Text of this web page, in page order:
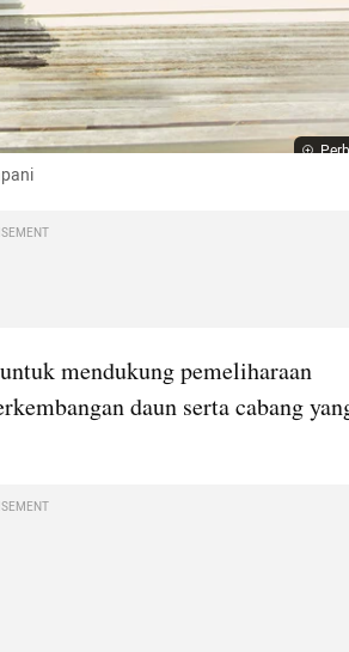
mendukung pemeliharaan
daun serta cabang